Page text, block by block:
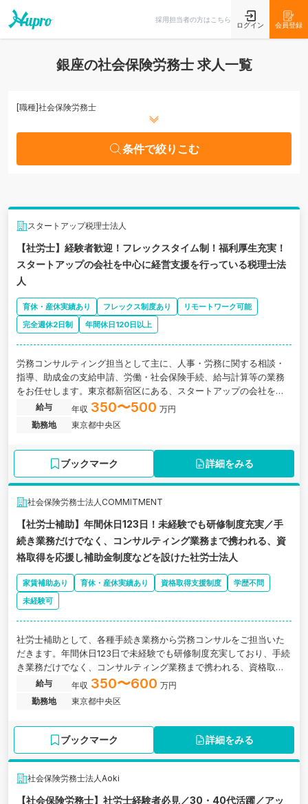
採用担当者の方はこちら
ログイン 会員登録
銀座の社会保険労務士 求人一覧
[職種]社会保険労務士
条件で絞りこむ
スタートアップ税理士法人
【社労士】経験者歓迎！フレックスタイム制！福利厚生充実！
スタートアップの会社を中心に経営支援を行っている税理士法
人
育休・産休実績あり フレックス制度あり
リモートワーク可能
完全週休2日制
年間休日120日以上
労務コンサルティング担当として主に、人事・労務に関する相談・
指導、助成金の支給申請、労働・社会保険手続、給与計算等の業務
をお任せします。東京都新宿区にある、スタートアップの会社を中
心に経営支援を行っている会社の求人です。
給与 年収 350〜500 万円
勤務地
東京都中央区
ブックマーク 詳細をみる
社会保険労務士法人COMMITMENT
【社労士補助】年間休日123日！未経験でも研修制度充実／手
続き業務だけでなく、コンサルティング業務まで携われる、資
格取得を応援し補助金制度などを設けた社労士法人
家賃補助あり 育休・産休実績あり 資格取得支援制度
学歴不問
未経験可
社労士補助として、各種手続き業務から労務コンサルをご担当いた
だきます。年間休日123日で未経験でも研修制度充実しており、手続
き業務だけでなく、コンサルティング業務まで携われる、資格取得
を応援し補助金制度などを設けた社労士法人の求人です。
給与 年収 350〜600 万円
勤務地
東京都中央区
ブックマーク 詳細をみる
社会保険労務士法人Aoki
【社会保険労務士】社労士経験者必見／30・40代活躍／アッ